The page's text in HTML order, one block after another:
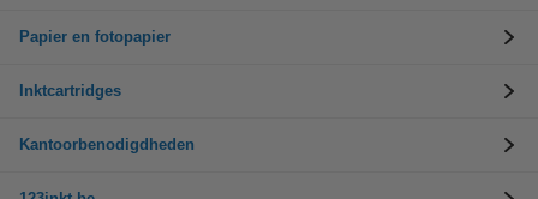
Papier en fotopapier
Inktcartridges
Kantoorbenodigdheden